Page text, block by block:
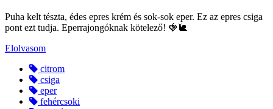
Puha kelt tészta, édes epres krém és sok-sok eper. Ez az epres csiga
pont ezt tudja. Eperrajongóknak kötelező! 🍓🐌
Elolvasom
citrom
csiga
eper
fehércsoki